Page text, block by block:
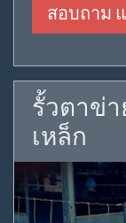
สอบถาม
รั้วตาข่า
เหล็ก